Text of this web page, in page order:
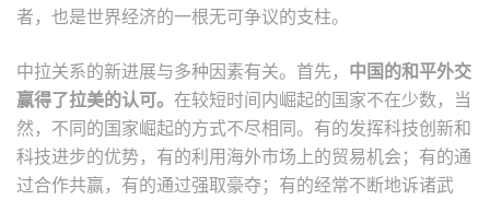
者，也是世界经济的一根无可争议的支柱。
中拉关系的新进展与多种因素有关。首先， 中国的和平外交
赢得了拉美的认可。 在较短时间内崛起的国家不在少数，当
然，不同的国家崛起的方式不尽相同。有的发挥科技创新和
科技进步的优势，有的利用海外市场上的贸易机会；有的通
过合作共赢，有的通过强取豪夺；有的经常不断地诉诸武